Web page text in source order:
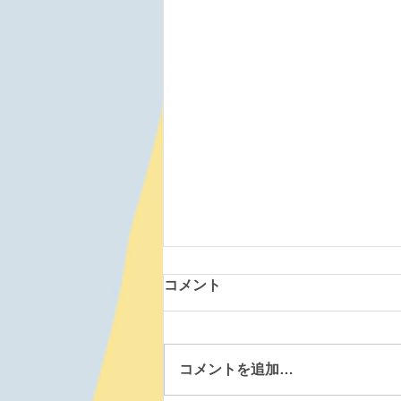
森町道場 260807
コメント
コメントを追加…